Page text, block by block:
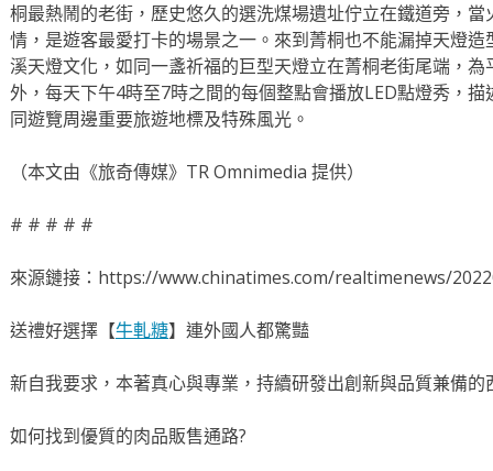
桐最熱鬧的老街，歷史悠久的選洗煤場遺址佇立在鐵道旁，
情，是遊客最愛打卡的場景之一。來到菁桐也不能漏掉天燈
溪天燈文化，如同一盞祈福的巨型天燈立在菁桐老街尾端，
外，每天下午4時至7時之間的每個整點會播放LED點燈秀，
同遊覽周邊重要旅遊地標及特殊風光。
（本文由《旅奇傳媒》TR Omnimedia 提供）
# # # # #
來源鏈接：https://www.chinatimes.com/realtimenews/
送禮好選擇【牛軋糖】連外國人都驚豔
新自我要求，本著真心與專業，持續研發出創新與品質兼備
如何找到優質的肉品販售通路?